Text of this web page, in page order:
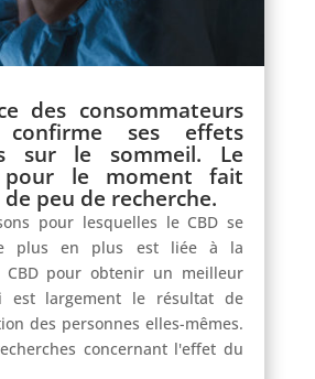
des consommateurs
ses effets
sur le sommeil. Le
pour le moment fait
de peu de recherche.
pour lesquelles le CBD se
plus en plus est liée à la
CBD pour obtenir un meilleur
est largement le résultat de
des personnes elles-mêmes.
concernant l'effet du